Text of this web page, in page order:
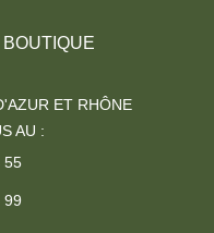
ET RHÔNE
AU :
55
99